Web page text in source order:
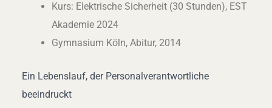
Kurs: Elektrische Sicherheit (30 Stunden), EST
Akademie 2024
Gymnasium Köln, Abitur, 2014
Ein Lebenslauf, der Personalverantwortliche
beeindruckt